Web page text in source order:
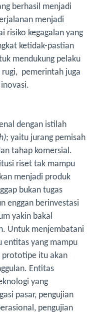
berhasil menjadi
menjadi
risiko kegagalan yang
ketidak-pastian
mendukung pelaku
pemerintah juga
dengan istilah
; yaitu jurang pemisah
tahap komersial.
riset tak mampu
menjadi produk
bukan tugas
enggan berinvestasi
yakin bakal
Untuk menjembatani
entitas yang mampu
prototipe itu akan
Entitas
yang
pasar, pengujian
pengujian